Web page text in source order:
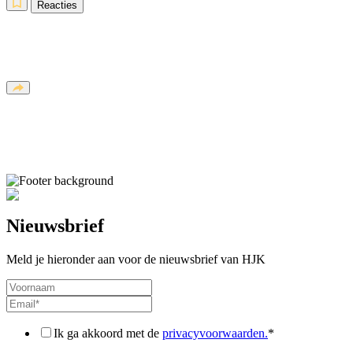
Reacties
Nieuwsbrief
Meld je hieronder aan voor de nieuwsbrief van HJK
Ik ga akkoord met de privacyvoorwaarden.*